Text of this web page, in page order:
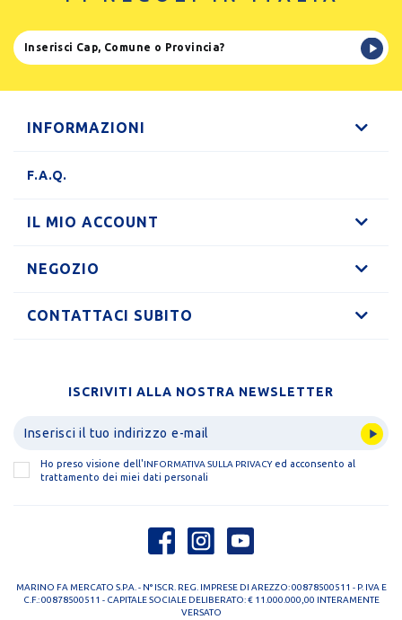
INFORMAZIONI
F.A.Q.
IL MIO ACCOUNT
NEGOZIO
CONTATTACI SUBITO
ISCRIVITI ALLA NOSTRA NEWSLETTER
Ho preso visione dell'INFORMATIVA SULLA PRIVACYed acconsento al
trattamento dei miei dati personali
MARINO FA MERCATO S.P.A. - N° ISCR. REG. IMPRESE DI AREZZO: 00878500511 - P. IVA E
C.F.: 00878500511 - CAPITALE SOCIALE DELIBERATO: € 11.000.000,00 INTERAMENTE
VERSATO